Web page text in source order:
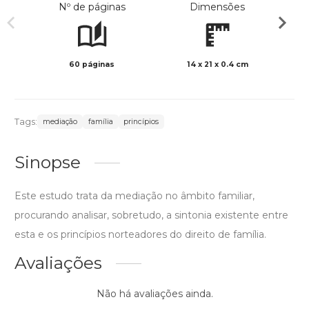
Nº de páginas
60 páginas
Dimensões
14 x 21 x 0.4 cm
Tags: mediação família princípios
Sinopse
Este estudo trata da mediação no âmbito familiar,
procurando analisar, sobretudo, a sintonia existente entre
esta e os princípios norteadores do direito de família.
Avaliações
Não há avaliações ainda.